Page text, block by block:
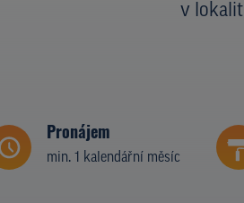
v
Pronájem
min. 1 kalendářní měsíc